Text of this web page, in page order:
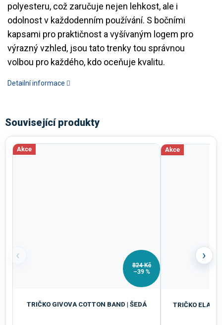
polyesteru, což zaručuje nejen lehkost, ale i
odolnost v každodenním používání. S bočními
kapsami pro praktičnost a vyšívaným logem pro
výrazný vzhled, jsou tato trenky tou správnou
volbou pro každého, kdo oceňuje kvalitu.
Detailní informace
Související produkty
‹
Akce
824 Kč
–39 %
TRIČKO GIVOVA COTTON BAND | ŠEDÁ
Akce
TRIČKO
›